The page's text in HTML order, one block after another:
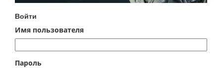
Войти
Имя пользователя
Пароль